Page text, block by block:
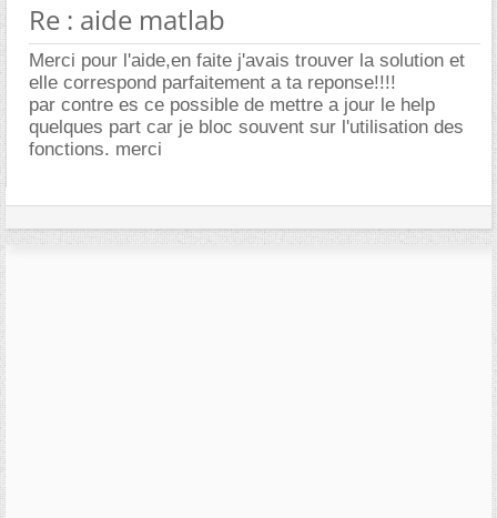
Re : aide matlab
Merci pour l'aide,en faite j'avais trouver la solution et
elle correspond parfaitement a ta reponse!!!!
par contre es ce possible de mettre a jour le help
quelques part car je bloc souvent sur l'utilisation des
fonctions. merci